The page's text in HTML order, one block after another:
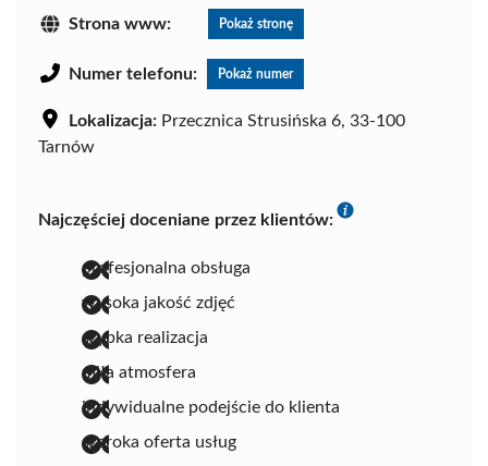
Strona www: Pokaż stronę
Numer telefonu: Pokaż numer
Lokalizacja: Przecznica Strusińska 6, 33-100
Tarnów
Najczęściej doceniane przez klientów:
profesjonalna obsługa
wysoka jakość zdjęć
szybka realizacja
miła atmosfera
indywidualne podejście do klienta
szeroka oferta usług